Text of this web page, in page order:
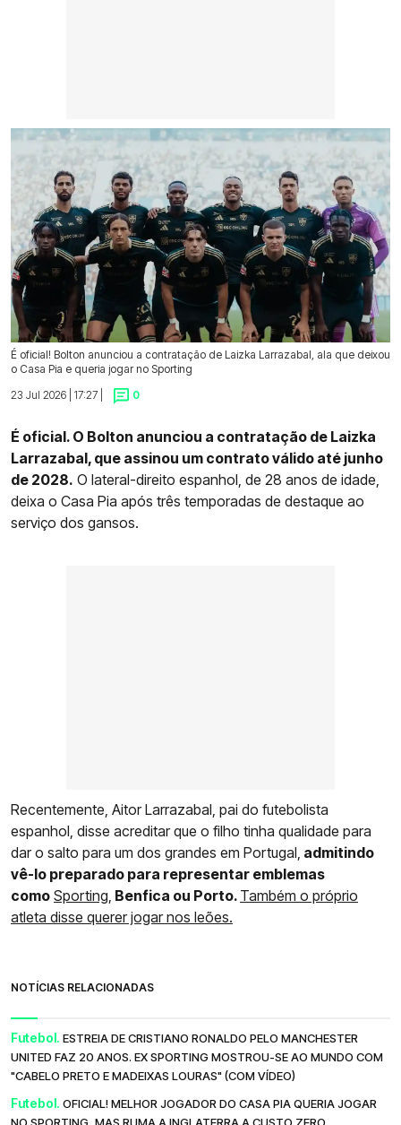
É oficial! Bolton anunciou a contratação de Laizka Larrazabal, ala que deixou
o Casa Pia e queria jogar no Sporting
23 Jul 2026 | 17:27 |
0
É oficial. O Bolton anunciou a contratação de Laizka
Larrazabal, que assinou um contrato válido até junho
de 2028. O lateral-direito espanhol, de 28 anos de idade,
deixa o Casa Pia após três temporadas de destaque ao
serviço dos gansos.
Recentemente, Aitor Larrazabal, pai do futebolista
espanhol, disse acreditar que o filho tinha qualidade para
dar o salto para um dos grandes em Portugal, admitindo
vê-lo preparado para representar emblemas
como Sporting, Benfica ou Porto. Também o próprio
atleta disse querer jogar nos leões.
NOTÍCIAS RELACIONADAS
Futebol. ESTREIA DE CRISTIANO RONALDO PELO MANCHESTER
UNITED FAZ 20 ANOS. EX SPORTING MOSTROU-SE AO MUNDO COM
"CABELO PRETO E MADEIXAS LOURAS" (COM VÍDEO)
Futebol. OFICIAL! MELHOR JOGADOR DO CASA PIA QUERIA JOGAR
NO SPORTING, MAS RUMA A INGLATERRA A CUSTO ZERO